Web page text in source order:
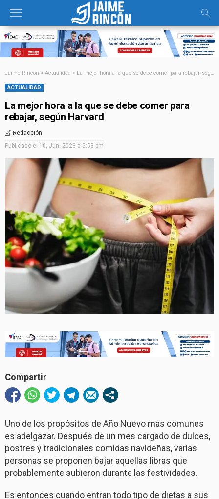
Jaime Rincon > Actualidad > La mejor hora a la que se debe comer para rebajar, según Harvard
ACTUALIDAD
La mejor hora a la que se debe comer para
rebajar, según Harvard
Redacción
Publicado el 10, Jun. 2023 a 5:53 pm
Compartir
Uno de los propósitos de Año Nuevo más comunes
es adelgazar. Después de un mes cargado de dulces,
postres y tradicionales comidas navideñas, varias
personas se proponen bajar aquellas libras que
probablemente subieron durante las festividades.
Es entonces cuando entran todo tipo de dietas a sus